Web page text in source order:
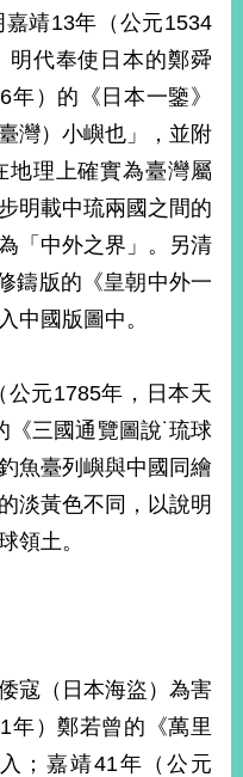
靖13年（公元1534
明代奉使日本的鄭舜
）的《日本一鑒》
灣）小嶼也」，並附
地理上確實為臺灣屬
明載中琉兩國之間的
「中外之界」。另清
鑄版的《皇朝中外一
中國版圖中。
元1785年，日本天
《三國通覽圖說˙琉球
魚臺列嶼與中國同繪
淡黃色不同，以說明
領土。
寇（日本海盜）為害
年）鄭若曾的《萬里
；嘉靖41年（公元